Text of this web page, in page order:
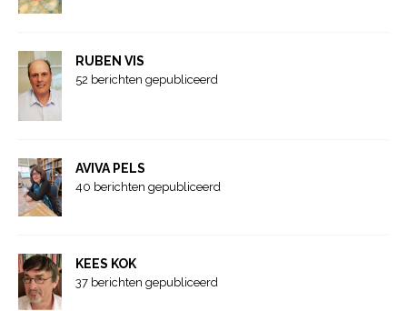
RUBEN VIS
52 berichten gepubliceerd
AVIVA PELS
40 berichten gepubliceerd
KEES KOK
37 berichten gepubliceerd